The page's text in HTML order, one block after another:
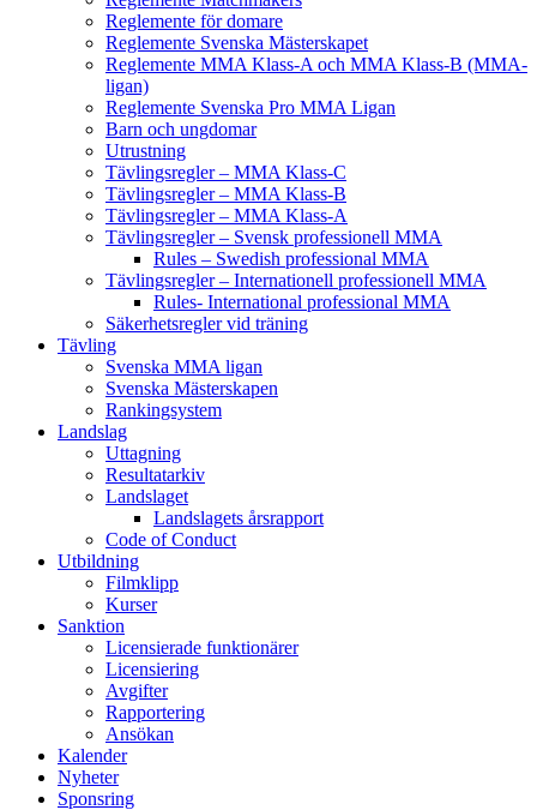
Reglemente för domare
Reglemente Svenska Mästerskapet
Reglemente MMA Klass-A och MMA Klass-B (MMA-
ligan)
Reglemente Svenska Pro MMA Ligan
Barn och ungdomar
Utrustning
Tävlingsregler – MMA Klass-C
Tävlingsregler – MMA Klass-B
Tävlingsregler – MMA Klass-A
Tävlingsregler – Svensk professionell MMA
Rules – Swedish professional MMA
Tävlingsregler – Internationell professionell MMA
Rules- International professional MMA
Säkerhetsregler vid träning
Tävling
Svenska MMA ligan
Svenska Mästerskapen
Rankingsystem
Landslag
Uttagning
Resultatarkiv
Landslaget
Landslagets årsrapport
Code of Conduct
Utbildning
Filmklipp
Kurser
Sanktion
Licensierade funktionärer
Licensiering
Avgifter
Rapportering
Ansökan
Kalender
Nyheter
Sponsring